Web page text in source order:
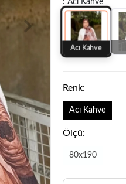
: Acı Kahve
Acı Kahve
Renk:
Acı Kahve
Ölçü:
80x190